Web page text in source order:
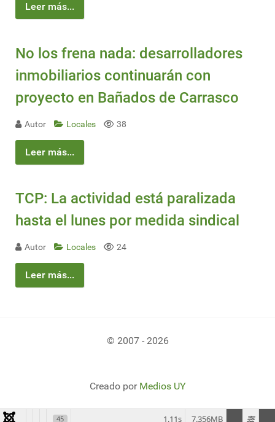
Leer más...
No los frena nada: desarrolladores
inmobiliarios continuarán con
proyecto en Bañados de Carrasco
Autor Locales 38
Leer más...
TCP: La actividad está paralizada
hasta el lunes por medida sindical
Autor Locales 24
Leer más...
© 2007 - 2026
Creado por Medios UY
45 7.356MB
1.11s